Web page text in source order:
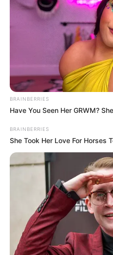
BRAINBERRIES
Have You Seen Her GRWM?
BRAINBERRIES
She Took Her Love For Horses